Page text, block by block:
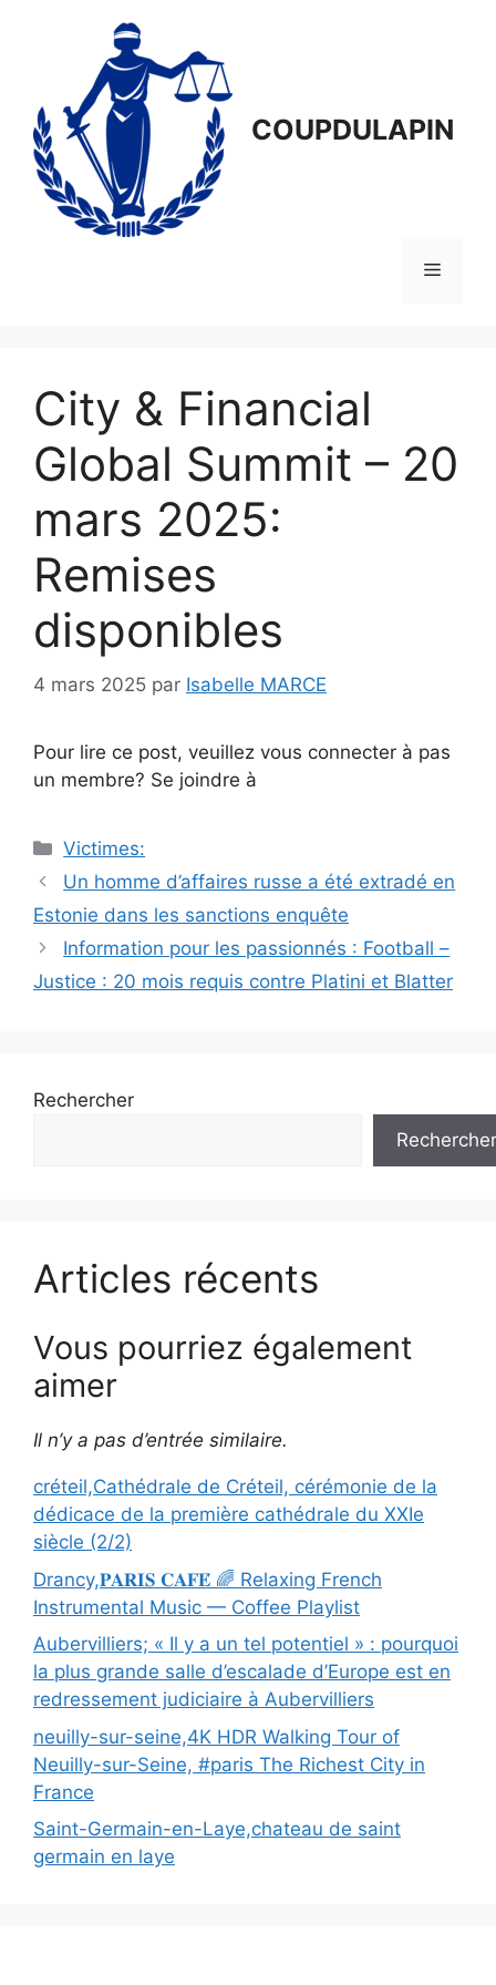
COUPDULAPIN
Menu
City & Financial
Global Summit – 20
mars 2025:
Remises
disponibles
4 mars 2025 par Isabelle MARCE
Pour lire ce post, veuillez vous connecter à pas
un membre? Se joindre à
Catégories
Victimes:
Navigation
des
Un homme d’affaires russe a été extradé en
Estonie dans les sanctions enquête
Information pour les passionnés : Football –
Justice : 20 mois requis contre Platini et Blatter
Rechercher
Rechercher
Articles récents
Vous pourriez également
aimer
Il n’y a pas d’entrée similaire.
créteil,Cathédrale de Créteil, cérémonie de la
dédicace de la première cathédrale du XXIe
siècle (2/2)
Drancy,𝐏𝐀𝐑𝐈𝐒 𝐂𝐀𝐅𝐄́ 🌈 Relaxing French
Instrumental Music — Coffee Playlist
Aubervilliers; « Il y a un tel potentiel » : pourquoi
la plus grande salle d’escalade d’Europe est en
redressement judiciaire à Aubervilliers
neuilly-sur-seine,4K HDR Walking Tour of
Neuilly-sur-Seine, #paris The Richest City in
France
Saint-Germain-en-Laye,chateau de saint
germain en laye